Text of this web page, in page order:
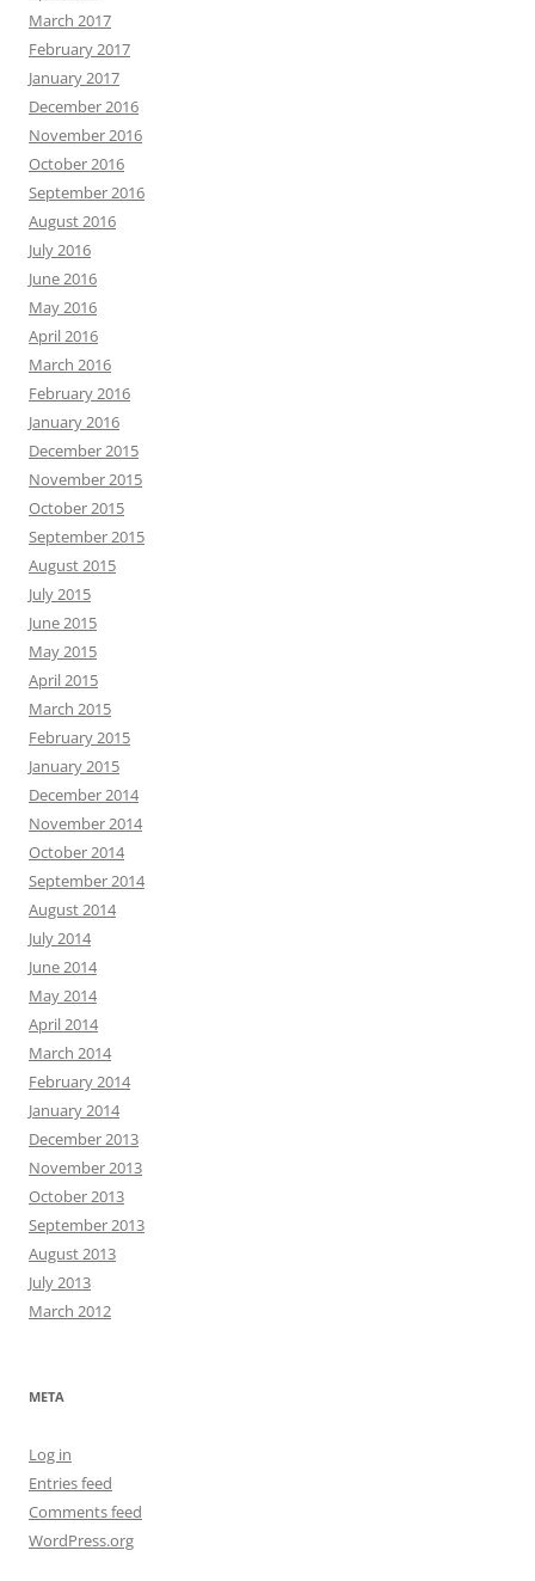
March 2017
February 2017
January 2017
December 2016
November 2016
October 2016
September 2016
August 2016
July 2016
June 2016
May 2016
April 2016
March 2016
February 2016
January 2016
December 2015
November 2015
October 2015
September 2015
August 2015
July 2015
June 2015
May 2015
April 2015
March 2015
February 2015
January 2015
December 2014
November 2014
October 2014
September 2014
August 2014
July 2014
June 2014
May 2014
April 2014
March 2014
February 2014
January 2014
December 2013
November 2013
October 2013
September 2013
August 2013
July 2013
March 2012
META
Log in
Entries feed
Comments feed
WordPress.org